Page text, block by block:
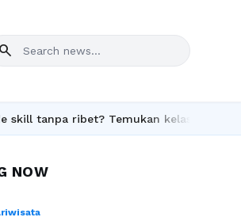
search
ribet? Temukan kelas seru dan
NOW